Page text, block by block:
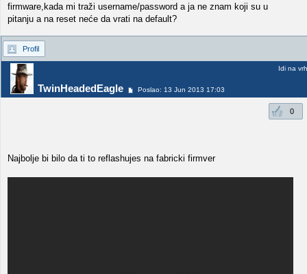
firmware,kada mi traži username/password a ja ne znam koji su u
pitanju a na reset neće da vrati na default?
Profil
TwinHeadedEagle Poslao: 13 Jun 2013 17:03
Idi na vrh
0
Najbolje bi bilo da ti to reflashujes na fabricki firmver